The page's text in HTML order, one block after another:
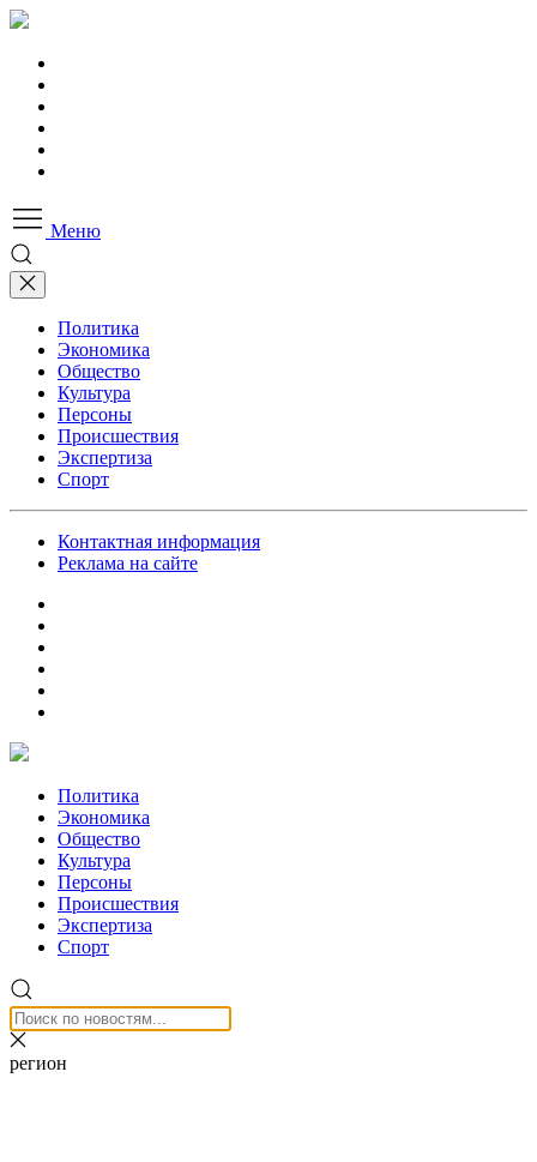
Меню
Политика
Экономика
Общество
Культура
Персоны
Происшествия
Экспертиза
Спорт
Контактная информация
Реклама на сайте
Политика
Экономика
Общество
Культура
Персоны
Происшествия
Экспертиза
Спорт
регион